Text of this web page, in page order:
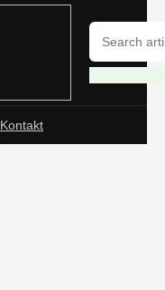
Kontakt